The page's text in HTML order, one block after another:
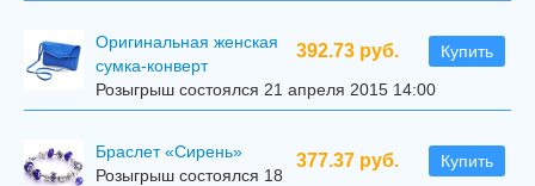
392.73 руб. Купить
Оригинальная женская
сумка-конверт
Розыгрыш состоялся 21 апреля 2015 14:00
377.37 руб. Купить
Браслет «Сирень»
Розыгрыш состоялся 18